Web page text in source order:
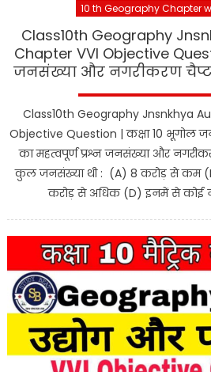
10 th Geography Chapter
Class10th Geography
Chapter VVI Objective
जनसंख्या और नगरीकरण
Class10th Geography Jnsnkhya
Objective Question | कक्षा 10 भूगोल
का महत्वपूर्ण प्रश्न जनसंख्या और
कुल जनसंख्या थी : (A) 8 करोड़ से कम
करोड़ से अधिक (D) इनमें से कोई